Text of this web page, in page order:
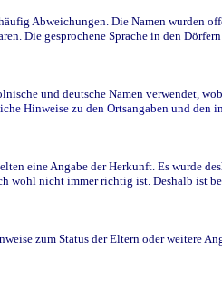
Abweichungen. Die Namen wurden
Die gesprochene Sprache in den
und deutsche Namen verwendet,
Hinweise zu den Ortsangaben und den
eine Angabe der Herkunft. Es wurde
wohl nicht immer richtig ist. Deshalb ist
zum Status der Eltern oder weitere